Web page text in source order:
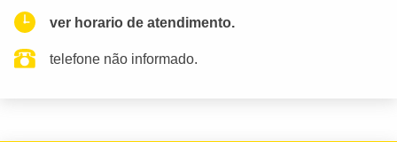
ver horario de atendimento.
telefone não informado.